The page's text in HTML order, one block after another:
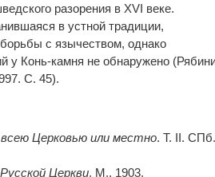
разорения в XVI веке.
в устной традиции,
с язычеством, однако
у Конь-камня не обнаружено
С. 45).
Церковью или местно. Т. II.
Церкви. М., 1903.